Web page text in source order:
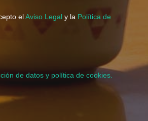
elAviso Legal y la Política de
de datos y política de cookies.